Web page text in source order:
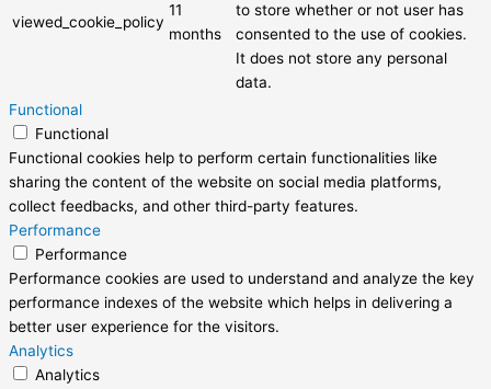
viewed_cookie_policy
11
months
to store whether or not user has
consented to the use of cookies.
It does not store any personal
data.
Functional
Functional
Functional cookies help to perform certain functionalities like
sharing the content of the website on social media platforms,
collect feedbacks, and other third-party features.
Performance
Performance
Performance cookies are used to understand and analyze the key
performance indexes of the website which helps in delivering a
better user experience for the visitors.
Analytics
Analytics